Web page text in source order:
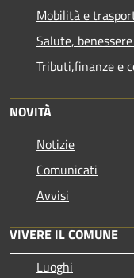
Mobilità e
Salute,
Tributi,finanze e
NOVITÀ
Notizie
Comunicati
Avvisi
VIVERE IL COMUNE
Luoghi